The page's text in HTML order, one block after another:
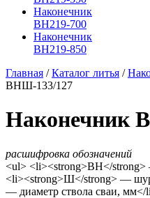
Наконечник
ВН219-700
Наконечник
ВН219-850
Главная /Каталог литья /
ВНШ-133/127
Наконечник
расшифровка обозначений
<ul> <li><strong>ВН</
<li><strong>Ш</strong> —
— диаметр ствола сваи, мм</